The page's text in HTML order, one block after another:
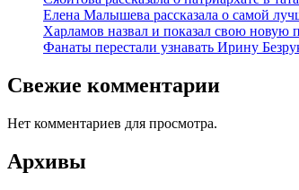
Елена Малышева рассказала о самой
Харламов назвал и показал свою новую
Фанаты перестали узнавать Ирину
Свежие комментарии
Нет комментариев для просмотра.
Архивы